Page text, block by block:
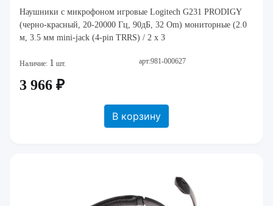
Наушники с микрофоном игровые Logitech G231 PRODIGY
(черно-красный, 20-20000 Гц, 90дБ, 32 Om) мониторные (2.0
м, 3.5 мм mini-jack (4-pin TRRS) / 2 x 3
Наличие: 1 шт. арт:981-000627
3 966 ₽
В корзину